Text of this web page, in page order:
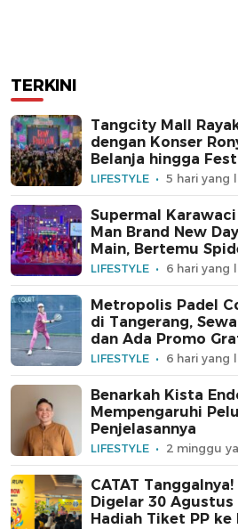
TERKINI
Tangcity Mall
dengan Konser
Belanja hingga
LIFESTYLE 5 hari yang
Supermal
Man Brand New
Main, Bertemu
LIFESTYLE 6 hari yang
Metropolis Padel
di Tangerang,
dan Ada Promo
LIFESTYLE 6 hari yang
Benarkah Kista
Mempengaruhi
Penjelasannya
LIFESTYLE 2 minggu
CATAT Tanggalnya!
Digelar 30 Agustus
Hadiah Tiket PP ke